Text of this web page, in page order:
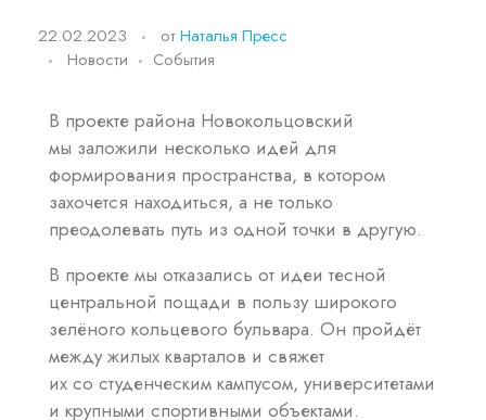
22.02.2023 отНаталья Пресс
Новости
События
В проекте района Новокольцовский
мы заложили несколько идей для
формирования пространства, в котором
захочется находиться, а не только
преодолевать путь из одной точки в другую.
В проекте мы отказались от идеи тесной
центральной пощади в пользу широкого
зелёного кольцевого бульвара. Он пройдёт
между жилых кварталов и свяжет
их со студенческим кампусом, университетами
и крупными спортивными объектами.